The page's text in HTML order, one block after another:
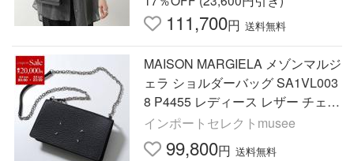
111,700円 送料無料
MAISON MARGIELA メゾンマルジ
ェラ ショルダーバッグ SA1VL003
8 P4455 レディース レザー チェー
ンウォレットクロスボディ
インポートセレクトmusee
99,800円 送料無料